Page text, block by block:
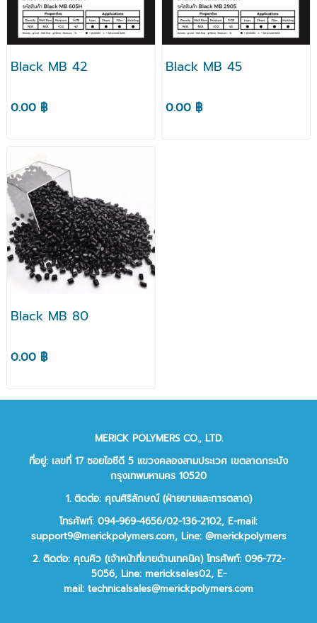
Black MB 42
0.00 ฿
Black MB 45
0.00 ฿
Black MB 80
0.00 ฿
MERICK POLYMERS CO., LTD.
ที่อยู่: เลขที่ 17 ซอยไอซีดี 5 แขวงคลองสามประเวศ เขตลาดกระบัง
กรุงเทพมหานคร 10520
1. ติดต่อ: คุณศิริลักษณ์ (ฝ่ายขายและการตลาด)
โทรศัพท์: 094-969-4656/02-136-2102, E-mail:
support9@merickpolymers.com, Line: @merickpolymers
2.ติดต่อ: คุณคิว (เจ้าหน้าที่ขายด้านเทคนิค)โทรศัพท์: 096-772-
5056, Line: mericksales02, E-
mail: technicalsales@merickpolymers.com